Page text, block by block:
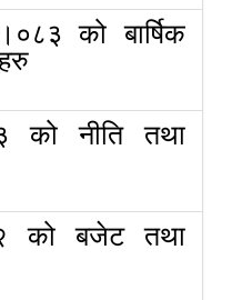
को बार्षिक
नीति तथा
को बजेट तथा